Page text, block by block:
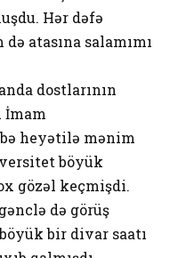
Hər dəfə
atasına salamımı
dostlarının
İmam
heyətilə mənim
böyük
gözəl keçmişdi.
də görüş
bir divar saatı